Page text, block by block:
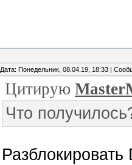
Дата: Понедельник, 08.04.19, 18:33 |
Цитирую
Что
Разблокировать